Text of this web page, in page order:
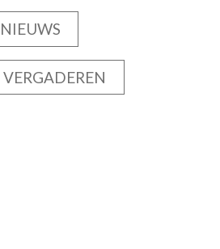
NIEUWS
VERGADEREN